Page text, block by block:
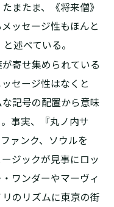
またま、《将来僧》
ッセージ性もほんと
と述べている。
寄せ集められている
セージ性はなくと
記号の配置から意味
事実、『丸ノ内サ
ァンク、ソウルを
ジックが見事にロッ
ワンダーやマーヴィ
のリズムに東京の街